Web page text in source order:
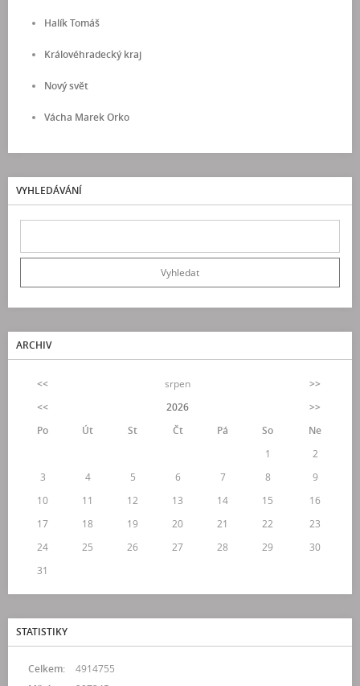
Halík Tomáš
Královéhradecký kraj
Nový svět
Vácha Marek Orko
VYHLEDÁVÁNÍ
ARCHIV
<< srpen
>>
<<
2026
>>
Po
Út St Čt Pá So
Ne
1
2
3
4 5 6 7 8
9
10
11 12 13 14 15
16
17
18 19 20 21 22
23
24
25 26 27 28 29
30
31
STATISTIKY
Celkem:
4914755